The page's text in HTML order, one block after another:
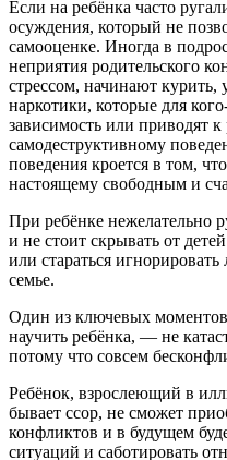
Если на ребёнка часто
осуждения, который не
самооценке. Иногда в
неприятия родительского
стрессом, начинают курить,
наркотики, которые для
зависимость или приводят
самодеструктивному
поведения кроется в том,
настоящему свободным и
При ребёнке нежелательно
и не стоит скрывать от
или стараться
семье.
Один из ключевых
научить ребёнка, — не
потому что совсем
Ребёнок, взрослеющий в
бывает ссор, не сможет
конфликтов и в будущем
ситуаций и саботировать